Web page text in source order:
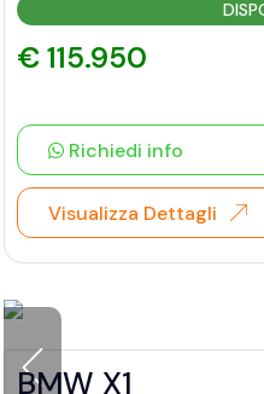
€ 115.950
Richiedi info
Visualizza Dettagli
BMW X1